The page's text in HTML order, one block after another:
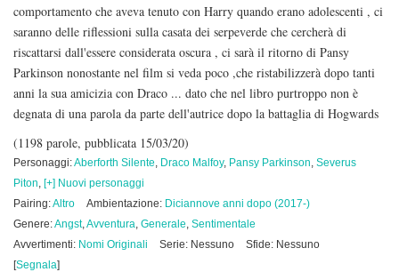
comportamento che aveva tenuto con Harry quando erano adolescenti , ci
saranno delle riflessioni sulla casata dei serpeverde che cercherà di
riscattarsi dall'essere considerata oscura , ci sarà il ritorno di Pansy
Parkinson nonostante nel film si veda poco ,che ristabilizzerà dopo tanti
anni la sua amicizia con Draco ... dato che nel libro purtroppo non è
degnata di una parola da parte dell'autrice dopo la battaglia di Hogwards
(1198 parole, pubblicata 15/03/20)
Personaggi:Aberforth Silente, Draco Malfoy, Pansy Parkinson, Severus
Piton, [+] Nuovi personaggi
Pairing:Altro Ambientazione: Diciannove anni dopo (2017-)
Genere:Angst,Avventura, Generale, Sentimentale
Avvertimenti: Nomi Originali Serie: Nessuno
Sfide: Nessuno
[Segnala]